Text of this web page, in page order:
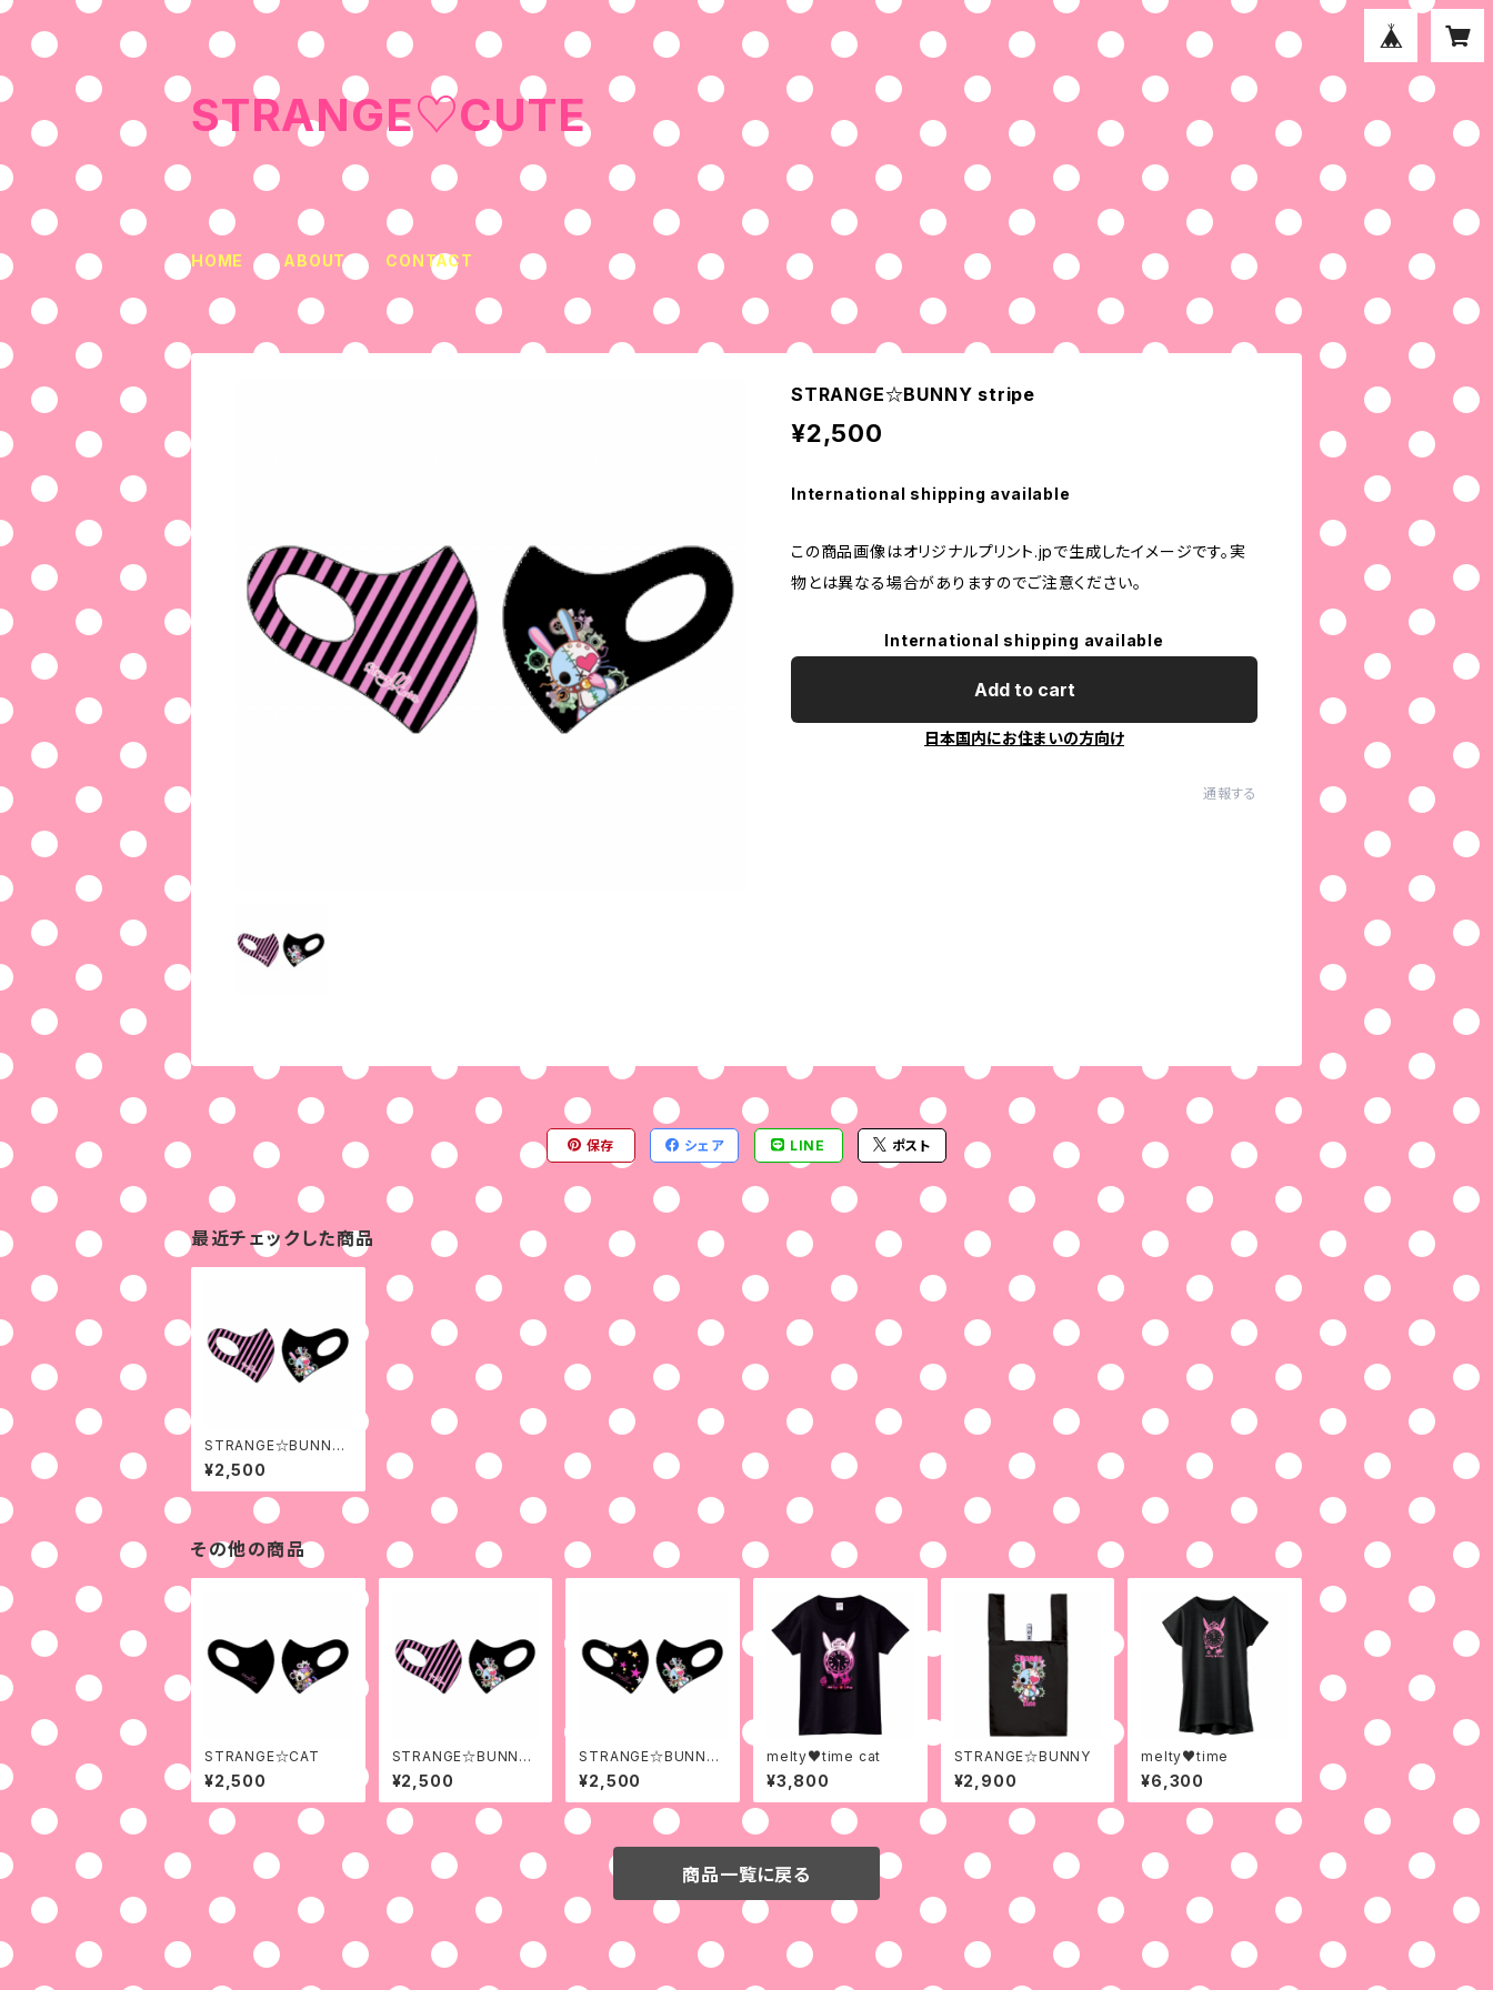
STRANGE♡CUTE
HOME ABOUT CONTACT
STRANGE☆BUNNY stripe
¥2,500
International shipping available
この商品画像はオリジナルプリント.jpで生成したイメージです。実
物とは異なる場合がありますのでご注意ください。
International shipping available
Add to cart
日本国内にお住まいの方向け
通報する
保存 シェア LINE ポスト
最近チェックした商品
STRANGE☆BUNNY
stripe
¥2,500
その他の商品
STRANGE☆CAT
¥2,500
STRANGE☆BUNNY
stripe
¥2,500
STRANGE☆BUNNY
star
¥2,500
melty♥time cat
¥3,800
STRANGE☆BUNNY
¥2,900
melty♥time
¥6,300
商品一覧に戻る